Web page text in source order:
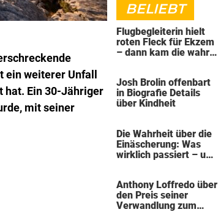
weiterer Unfall
hat. Ein 30-Jähriger
mit seiner
BELIEBT
Flugbegleiterin hielt
roten Fleck für Ekzem
– dann kam die wahre
Josh Brolin offenbart
in Biografie Details
über Kindheit
Die Wahrheit über die
Einäscherung: Was
wirklich passiert – und
Anthony Loffredo über
den Preis seiner
Verwandlung zum